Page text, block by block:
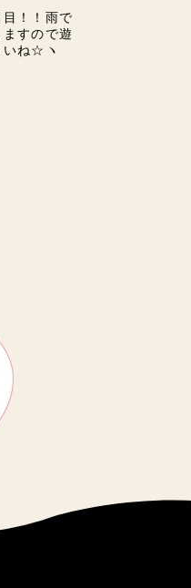
！！雨で
すので遊
いね☆ヽ